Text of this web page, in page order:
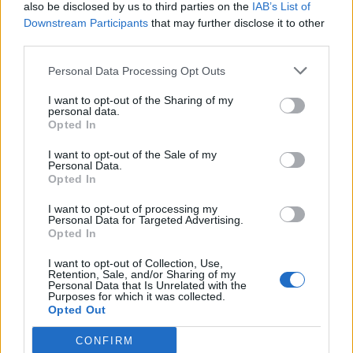
also be disclosed by us to third parties on the IAB’s List of
Downstream Participants that may further disclose it to other
Personal Data Processing Opt Outs
I want to opt-out of the Sharing of my
personal data.
Opted In
I want to opt-out of the Sale of my
Personal Data.
Opted In
I want to opt-out of processing my
Personal Data for Targeted Advertising.
Opted In
I want to opt-out of Collection, Use,
Retention, Sale, and/or Sharing of my
Personal Data that Is Unrelated with the
Purposes for which it was collected.
Opted Out
CONFIRM
Sutinku sutaisyklėmis
This site is protected by
Privacy Policy
Terms of
Serviceapply.